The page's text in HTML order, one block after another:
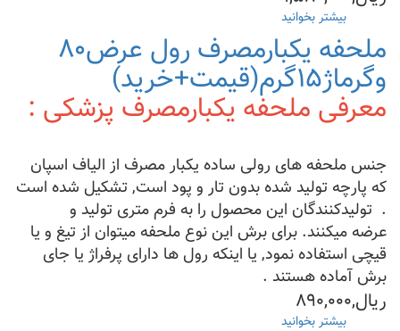
بیشتر بخوانید
ملحفه
رولی
یکبارمصرف
عرض۶۰گرماژ۲۵گرم
بافتینه(قیمت
محصول+ارسال
سراسرکشور)
ملحفه یکبارمصرف رول عرض۸۰
وگرماژ۱۵گرم(قیمت+خرید)
معرفی ملحفه یکبارمصرف پزشکی :
جنس ملحفه های رولی ساده یکبار مصرف از الیاف اسپان
که پارچه تولید شده بدون تار و پود است, تشکیل شده است
. تولیدکنندگان این محصول را به فرم متری تولید و
عرضه می­کنند. برای برش این نوع ملحفه می­توان از تیغ و یا
قیچی استفاده نمود, یا اینکه رول ها دارای پرفراژ یا جای
برش آماده هستند .
ریال,۸۹۰,۰۰۰
بیشتر بخوانید